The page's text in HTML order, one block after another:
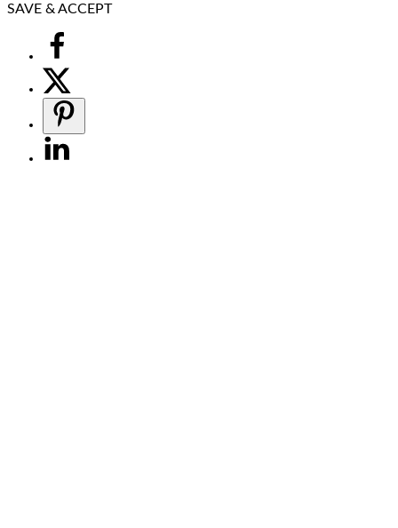
SAVE & ACCEPT